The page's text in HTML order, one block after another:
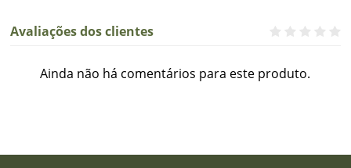
Avaliações dos clientes
Ainda não há comentários para este produto.